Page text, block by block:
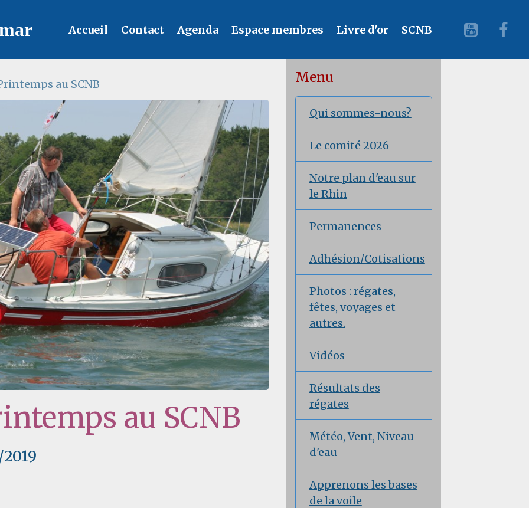
Accueil Contact Agenda Espace membres Livre d'or SCNB
au SCNB
au SCNB
Menu
Qui sommes-nous?
Le comité 2026
Notre plan d'eau sur
le Rhin
Permanences
Adhésion/Cotisations
Photos : régates,
fêtes, voyages et
autres.
Vidéos
Résultats des
régates
Météo, Vent, Niveau
d'eau
Apprenons les bases
de la voile